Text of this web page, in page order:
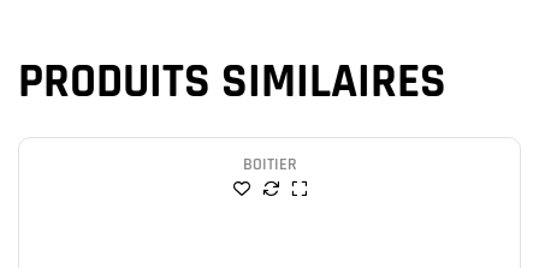
PRODUITS SIMILAIRES
BOITIER